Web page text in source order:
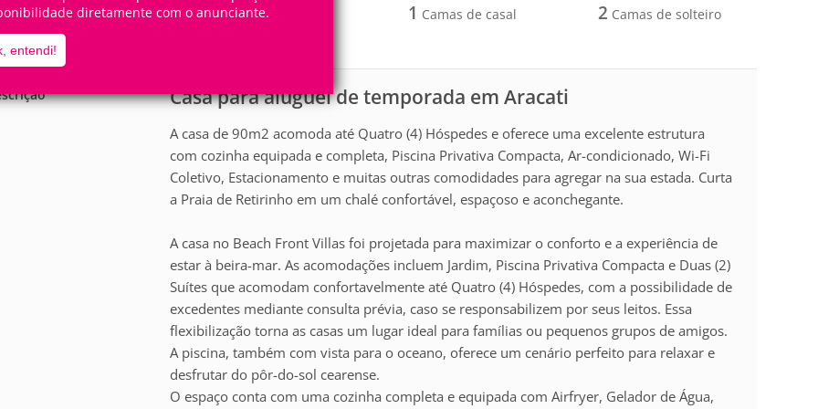
diretamente com o anunciante.
entendi!
4Pessoas 2Quartos 1 Camas de casal 2 Camas de solteiro
Casa para aluguel de temporada em Aracati
A casa de 90m2 acomoda até Quatro (4) Hóspedes e oferece uma excelente estrutura
com cozinha equipada e completa, Piscina Privativa Compacta, Ar-condicionado, Wi-Fi
Coletivo, Estacionamento e muitas outras comodidades para agregar na sua estada. Curta
a Praia de Retirinho em um chalé confortável, espaçoso e aconchegante.
A casa no Beach Front Villas foi projetada para maximizar o conforto e a experiência de
estar à beira-mar. As acomodações incluem Jardim, Piscina Privativa Compacta e Duas (2)
Suítes que acomodam confortavelmente até Quatro (4) Hóspedes, com a possibilidade de
excedentes mediante consulta prévia, caso se responsabilizem por seus leitos. Essa
flexibilização torna as casas um lugar ideal para famílias ou pequenos grupos de amigos.
A piscina, também com vista para o oceano, oferece um cenário perfeito para relaxar e
desfrutar do pôr-do-sol cearense.
O espaço conta com uma cozinha completa e equipada com Airfryer, Gelador de Água,